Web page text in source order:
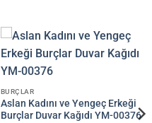
BURÇLAR
Aslan Kadını ve Yengeç Erkeği
Burçlar Duvar Kağıdı YM-00376